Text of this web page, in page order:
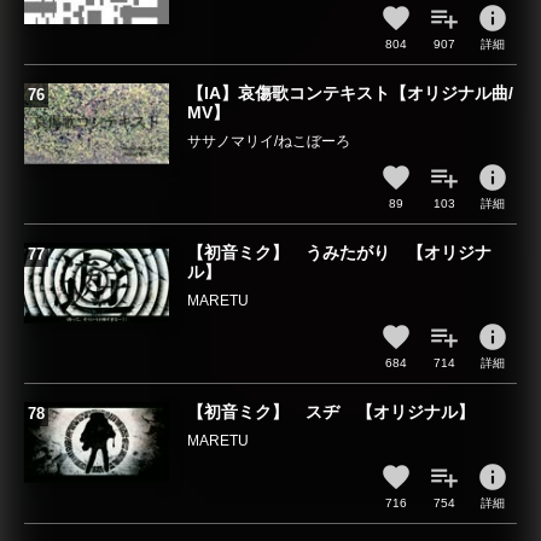
804 907
info
詳細
【IA】哀傷歌コンテキスト【オリジナル曲/
MV】
ササノマリイ/ねこぼーろ
89 103
info
詳細
【初音ミク】 うみたがり 【オリジナ
ル】
MARETU
684 714
info
詳細
【初音ミク】 スヂ 【オリジナル】
MARETU
716 754
info
詳細